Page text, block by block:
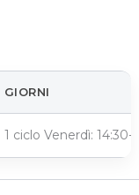
GIORNI
1 ciclo Venerdì: 14:30-